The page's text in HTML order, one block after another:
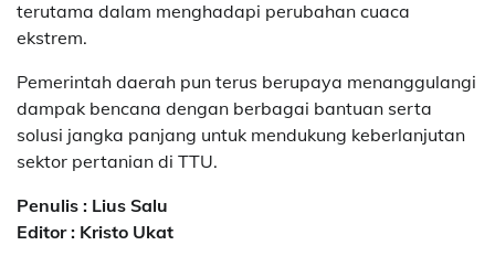
terutama dalam menghadapi perubahan cuaca
ekstrem.
Pemerintah daerah pun terus berupaya menanggulangi
dampak bencana dengan berbagai bantuan serta
solusi jangka panjang untuk mendukung keberlanjutan
sektor pertanian di TTU.
Penulis : Lius Salu
Editor : Kristo Ukat